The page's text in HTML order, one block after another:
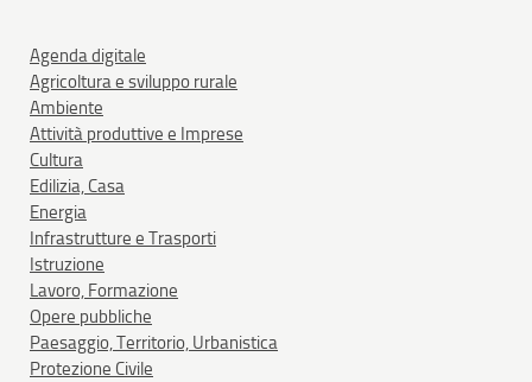
Agenda digitale
Agricoltura e sviluppo rurale
Ambiente
Attività produttive e Imprese
Cultura
Edilizia, Casa
Energia
Infrastrutture e Trasporti
Istruzione
Lavoro, Formazione
Opere pubbliche
Paesaggio, Territorio, Urbanistica
Protezione Civile